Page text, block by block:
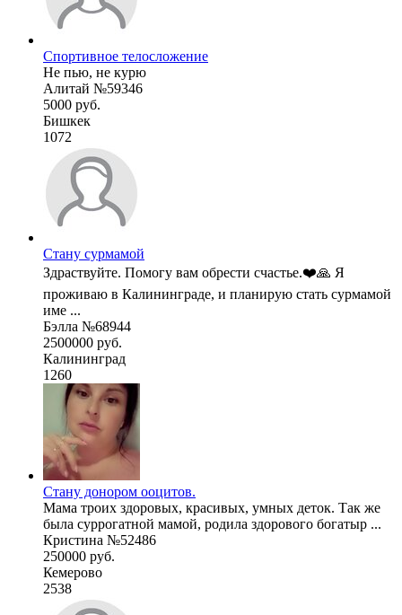
Спортивное телосложение
Не пью, не курю
Алитай №59346
5000 руб.
Бишкек
1072
Стану сурмамой
Здраствуйте. Помогу вам обрести счастье.❤️🙏 Я
проживаю в Калининграде, и планирую стать сурмамой
име ...
Бэлла №68944
2500000 руб.
Калининград
1260
Стану донором ооцитов.
Мама троих здоровых, красивых, умных деток. Так же
была суррогатной мамой, родила здорового богатыр ...
Кристина №52486
250000 руб.
Кемерово
2538